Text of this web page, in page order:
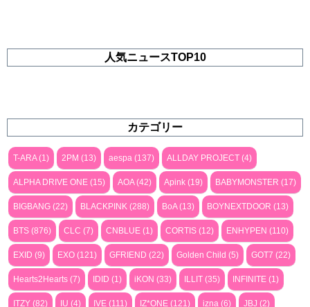
人気ニュースTOP10
カテゴリー
T-ARA (1) 2PM (13) aespa (137) ALLDAY PROJECT (4)
ALPHA DRIVE ONE (15) AOA (42) Apink (19) BABYMONSTER (17)
BIGBANG (22) BLACKPINK (288) BoA (13) BOYNEXTDOOR (13)
BTS (876) CLC (7) CNBLUE (1) CORTIS (12) ENHYPEN (110)
EXID (9) EXO (121) GFRIEND (22) Golden Child (5) GOT7 (22)
Hearts2Hearts (7) IDID (1) iKON (33) ILLIT (35) INFINITE (1)
ITZY (82) IU (4) IVE (111) IZ*ONE (121) izna (6) JBJ (2)